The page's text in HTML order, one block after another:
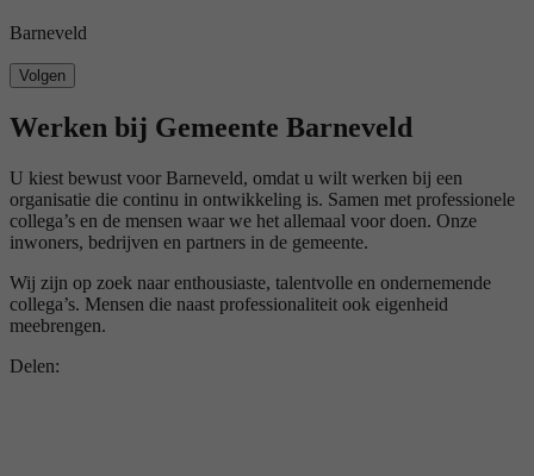
Barneveld
Volgen
Werken bij Gemeente Barneveld
U kiest bewust voor Barneveld, omdat u wilt werken bij een
organisatie die continu in ontwikkeling is. Samen met professionele
collega’s en de mensen waar we het allemaal voor doen. Onze
inwoners, bedrijven en partners in de gemeente.
Wij zijn op zoek naar enthousiaste, talentvolle en ondernemende
collega’s. Mensen die naast professionaliteit ook eigenheid
meebrengen.
Delen: